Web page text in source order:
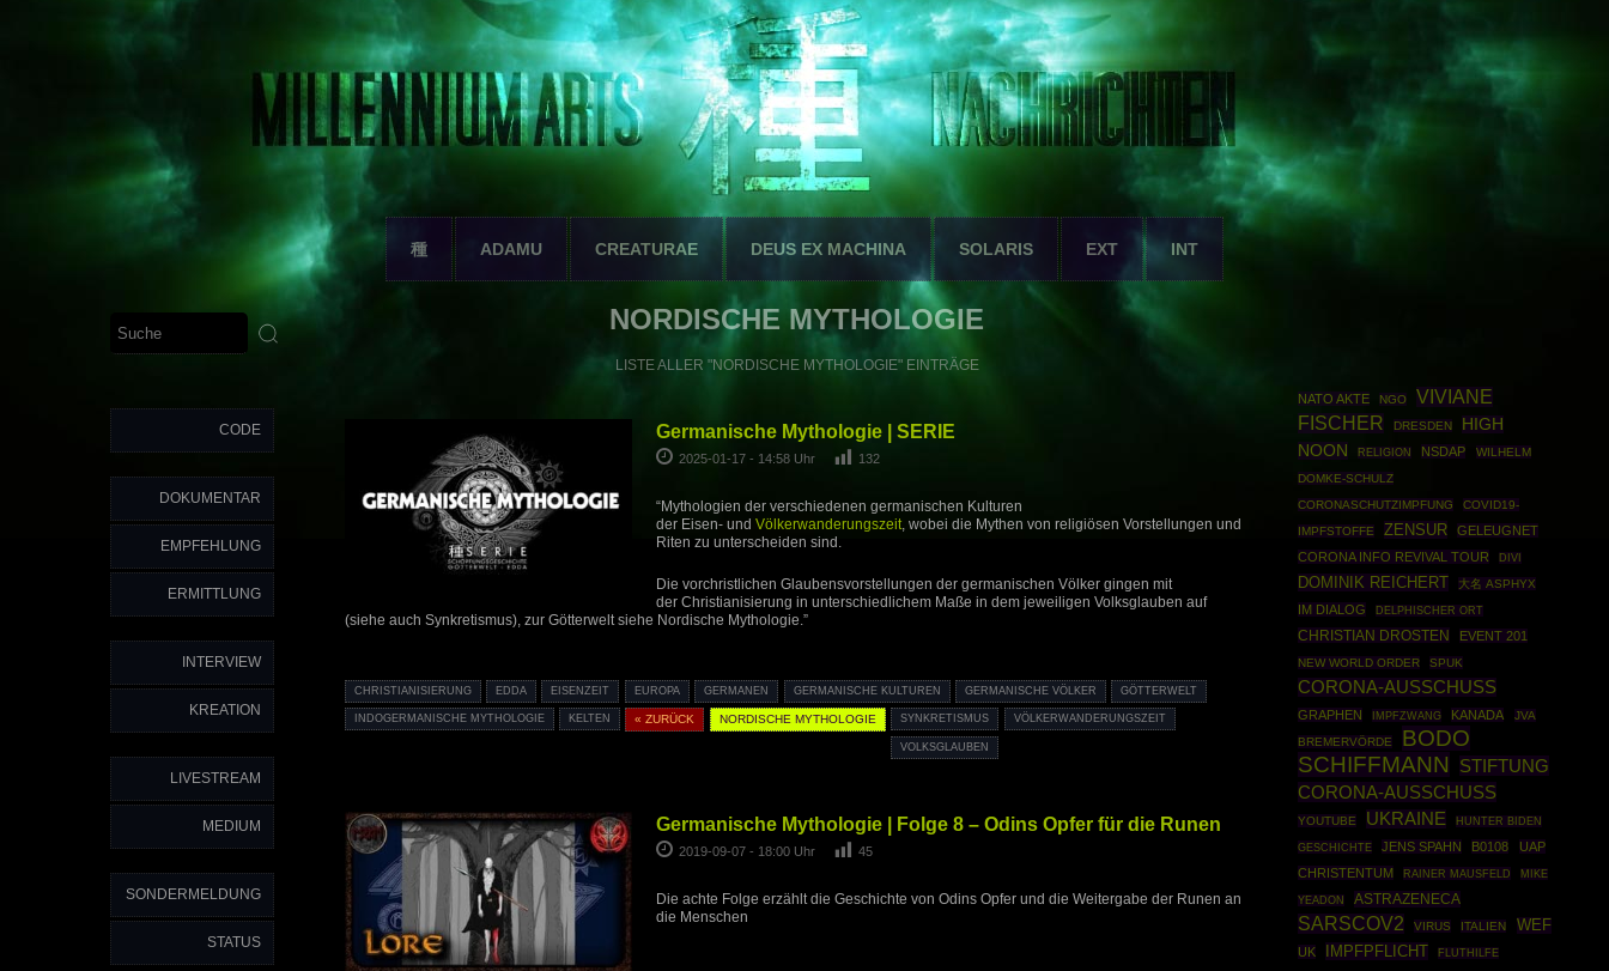
種 ADAMU CREATURAE DEUS EX MACHINA SOLARIS EXT INT
CODE
DOKUMENTAR
EMPFEHLUNG
ERMITTLUNG
INTERVIEW
KREATION
LIVESTREAM
MEDIUM
SONDERMELDUNG
STATUS
NORDISCHE MYTHOLOGIE
LISTE ALLER "NORDISCHE MYTHOLOGIE" EINTRÄGE
Germanische Mythologie | SERIE
2025-01-17 - 14:58 Uhr 132
“Mythologien der verschiedenen germanischen Kulturen
der Eisen- und Völkerwanderungszeit, wobei die Mythen von religiösen Vorstellungen und
Riten zu unterscheiden sind.
Die vorchristlichen Glaubensvorstellungen der germanischen Völker gingen mit
der Christianisierung in unterschiedlichem Maße in dem jeweiligen Volksglauben auf
(siehe auch Synkretismus), zur Götterwelt siehe Nordische Mythologie.”
CHRISTIANISIERUNG EDDA EISENZEIT EUROPA GERMANEN GERMANISCHE KULTUREN GERMANISCHE VÖLKER GÖTTERWELT
INDOGERMANISCHE MYTHOLOGIE KELTEN « ZURÜCK NORDISCHE MYTHOLOGIE SYNKRETISMUS VÖLKERWANDERUNGSZEIT
VOLKSGLAUBEN
Germanische Mythologie | Folge 8 – Odins Opfer für die Runen
2019-09-07 - 18:00 Uhr 45
Die achte Folge erzählt die Geschichte von Odins Opfer und die Weitergabe der Runen an
die Menschen
NATO AKTE NGO
VIVIANE
FISCHER
DRESDEN
HIGH
NOON
RELIGION NSDAP
WILHELM
DOMKE-SCHULZ
CORONASCHUTZIMPFUNG
COVID19-
IMPFSTOFFE
ZENSUR
GELEUGNET
CORONA INFO REVIVAL TOUR
DIVI
DOMINIK REICHERT 大名 ASPHYX
IM DIALOG DELPHISCHER ORT
CHRISTIAN DROSTEN EVENT 201
NEW WORLD ORDER SPUK
CORONA-AUSSCHUSS
GRAPHEN IMPFZWANG KANADA
JVA
BREMERVÖRDE
BODO
SCHIFFMANN
STIFTUNG
CORONA-AUSSCHUSS
YOUTUBE UKRAINE HUNTER BIDEN
GESCHICHTE JENS SPAHN B0108
UAP
CHRISTENTUM
RAINER MAUSFELD MIKE
YEADON ASTRAZENECA
SARSCOV2 VIRUS ITALIEN WEF
UK IMPFPFLICHT FLUTHILFE